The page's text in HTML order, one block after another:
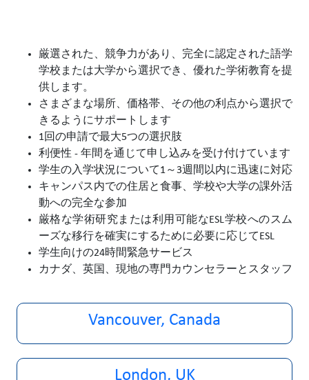
厳選された、競争力があり、完全に認定された語学
学校または大学から選択でき、優れた学術教育を提
供します。
さまざまな場所、価格帯、その他の利点から選択で
きるようにサポートします
1回の申請で最大5つの選択肢
利便性 - 年間を通じて申し込みを受け付けています
学生の入学状況について1～3週間以内に迅速に対応
キャンパス内での住居と食事、学校や大学の課外活
動への完全な参加
厳格な学術研究または利用可能なESL学校へのスム
ーズな移行を確実にするために必要に応じてESL
学生向けの24時間緊急サービス
カナダ、英国、現地の専門カウンセラーとスタッフ
Vancouver, Canada
London, UK